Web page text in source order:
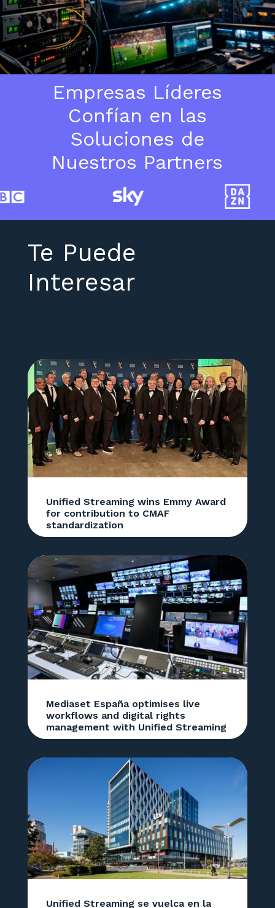
Empresas Líderes
Confían en las
Soluciones de
Nuestros Partners
Te Puede
Interesar
Unified Streaming wins Emmy Award
for contribution to CMAF
standardization
Mediaset España optimises live
workflows and digital rights
management with Unified Streaming
Unified Streaming se vuelca en la